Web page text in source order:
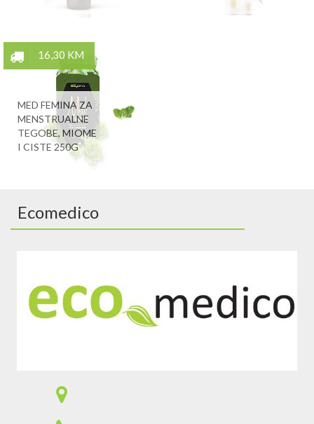
16,30 KM
MED FEMINA ZA
MENSTRUALNE
TEGOBE, MIOME
I CISTE 250G
Ecomedico